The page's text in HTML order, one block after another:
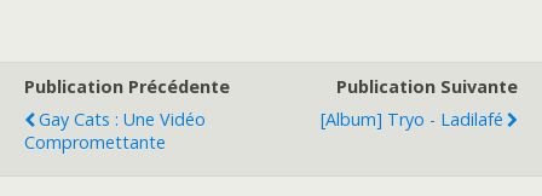
Publication Précédente
Gay Cats : Une Vidéo
Compromettante
Publication Suivante
[Album] Tryo - Ladilafé